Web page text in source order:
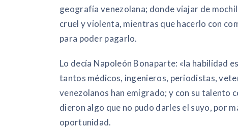
geografía venezolana; donde viajar de
cruel y violenta, mientras que hacerlo con
para poder pagarlo.
Lo decía Napoleón Bonaparte: «la habilidad
tantos médicos, ingenieros, periodistas,
venezolanos han emigrado; y con su talento
dieron algo que no pudo darles el suyo, por
oportunidad.